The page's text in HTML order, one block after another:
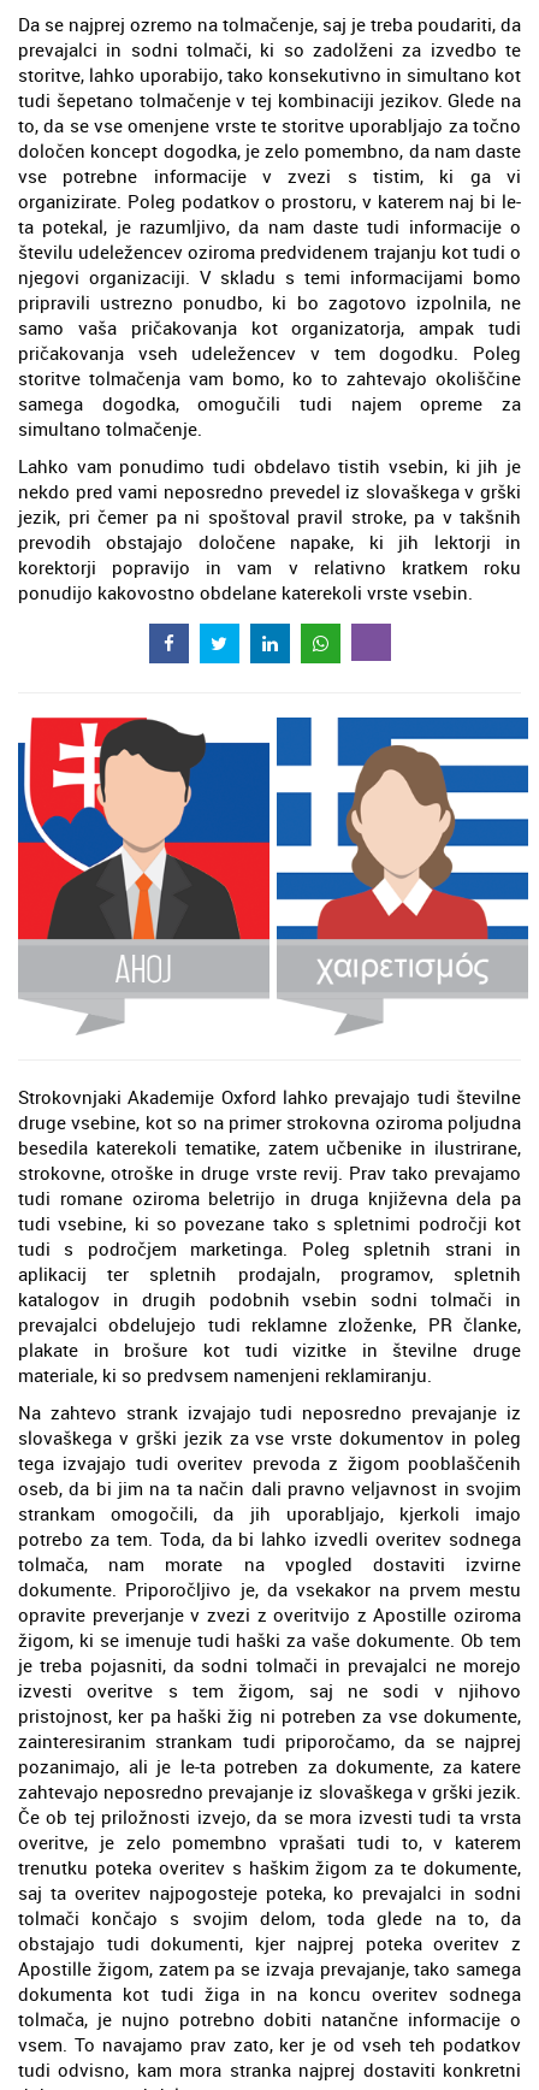
Da se najprej ozremo na tolmačenje, saj je treba poudariti, da
prevajalci in sodni tolmači, ki so zadolženi za izvedbo te
storitve, lahko uporabijo, tako konsekutivno in simultano kot
tudi šepetano tolmačenje v tej kombinaciji jezikov. Glede na
to, da se vse omenjene vrste te storitve uporabljajo za točno
določen koncept dogodka, je zelo pomembno, da nam daste
vse potrebne informacije v zvezi s tistim, ki ga vi
organizirate. Poleg podatkov o prostoru, v katerem naj bi le-
ta potekal, je razumljivo, da nam daste tudi informacije o
številu udeležencev oziroma predvidenem trajanju kot tudi o
njegovi organizaciji. V skladu s temi informacijami bomo
pripravili ustrezno ponudbo, ki bo zagotovo izpolnila, ne
samo vaša pričakovanja kot organizatorja, ampak tudi
pričakovanja vseh udeležencev v tem dogodku. Poleg
storitve tolmačenja vam bomo, ko to zahtevajo okoliščine
samega dogodka, omogučili tudi najem opreme za
simultano tolmačenje.
Lahko vam ponudimo tudi obdelavo tistih vsebin, ki jih je
nekdo pred vami neposredno prevedel iz slovaškega v grški
jezik, pri čemer pa ni spoštoval pravil stroke, pa v takšnih
prevodih obstajajo določene napake, ki jih lektorji in
korektorji popravijo in vam v relativno kratkem roku
ponudijo kakovostno obdelane katerekoli vrste vsebin.
Strokovnjaki Akademije Oxford lahko prevajajo tudi številne
druge vsebine, kot so na primer strokovna oziroma poljudna
besedila katerekoli tematike, zatem učbenike in ilustrirane,
strokovne, otroške in druge vrste revij. Prav tako prevajamo
tudi romane oziroma beletrijo in druga književna dela pa
tudi vsebine, ki so povezane tako s spletnimi področji kot
tudi s področjem marketinga. Poleg spletnih strani in
aplikacij ter spletnih prodajaln, programov, spletnih
katalogov in drugih podobnih vsebin sodni tolmači in
prevajalci obdelujejo tudi reklamne zloženke, PR članke,
plakate in brošure kot tudi vizitke in številne druge
materiale, ki so predvsem namenjeni reklamiranju.
Na zahtevo strank izvajajo tudi neposredno prevajanje iz
slovaškega v grški jezik za vse vrste dokumentov in poleg
tega izvajajo tudi overitev prevoda z žigom pooblaščenih
oseb, da bi jim na ta način dali pravno veljavnost in svojim
strankam omogočili, da jih uporabljajo, kjerkoli imajo
potrebo za tem. Toda, da bi lahko izvedli overitev sodnega
tolmača, nam morate na vpogled dostaviti izvirne
dokumente. Priporočljivo je, da vsekakor na prvem mestu
opravite preverjanje v zvezi z overitvijo z Apostille oziroma
žigom, ki se imenuje tudi haški za vaše dokumente. Ob tem
je treba pojasniti, da sodni tolmači in prevajalci ne morejo
izvesti overitve s tem žigom, saj ne sodi v njihovo
pristojnost, ker pa haški žig ni potreben za vse dokumente,
zainteresiranim strankam tudi priporočamo, da se najprej
pozanimajo, ali je le-ta potreben za dokumente, za katere
zahtevajo neposredno prevajanje iz slovaškega v grški jezik.
Če ob tej priložnosti izvejo, da se mora izvesti tudi ta vrsta
overitve, je zelo pomembno vprašati tudi to, v katerem
trenutku poteka overitev s haškim žigom za te dokumente,
saj ta overitev najpogosteje poteka, ko prevajalci in sodni
tolmači končajo s svojim delom, toda glede na to, da
obstajajo tudi dokumenti, kjer najprej poteka overitev z
Apostille žigom, zatem pa se izvaja prevajanje, tako samega
dokumenta kot tudi žiga in na koncu overitev sodnega
tolmača, je nujno potrebno dobiti natančne informacije o
vsem. To navajamo prav zato, ker je od vseh teh podatkov
tudi odvisno, kam mora stranka najprej dostaviti konkretni